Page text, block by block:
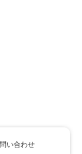
い合わせ